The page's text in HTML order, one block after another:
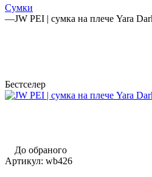
Сумки
—JW PEI | сумка на плече Yara
Бестселер
До обраного
Артикул: wb426